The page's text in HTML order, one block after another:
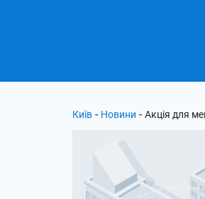
Київ - Новини - Акція для